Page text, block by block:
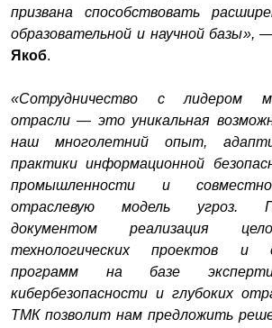
призвана способствовать
образовательной и научной базы», —
Якоб.
«Сотрудничество с лидером
отрасли — это уникальная
наш многолетний опыт,
практики информационной
промышленности и
отраслевую модель угроз.
документом реализация
технологических проектов и
программ на базе
кибербезопасности и глубоких
ТМК позволит нам предложить